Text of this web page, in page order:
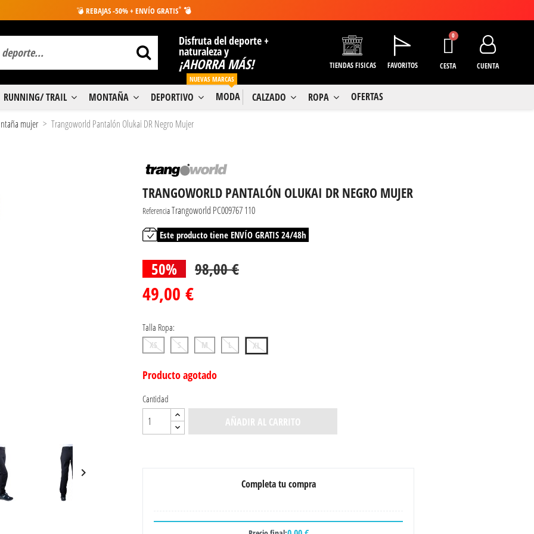
💣 REBAJAS -50% + ENVÍO GRATIS* 💣
Disfruta del deporte +
naturaleza y
¡AHORRA MÁS! TIENDAS FISICAS FAVORITOS CESTA CUENTA
RUNNING/ TRAIL MONTAÑA DEPORTIVO MODA
NUEVAS MARCAS
CALZADO ROPA OFERTAS
mujer Trangoworld Pantalón Olukai DR Negro Mujer

TRANGOWORLD PANTALÓN OLUKAI DR NEGRO MUJER
ReferenciaTrangoworld PC009767 110
Este producto tiene ENVÍO GRATIS 24/48h
50% 98,00 €
49,00 €
Talla Ropa:
XS S M L XL
Producto agotado
Cantidad
AÑADIR AL CARRITO
Completa tu compra